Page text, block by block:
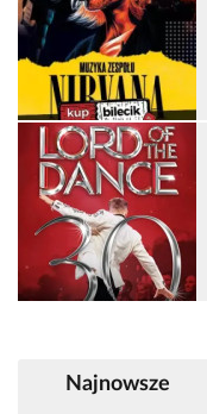
Najnowsze